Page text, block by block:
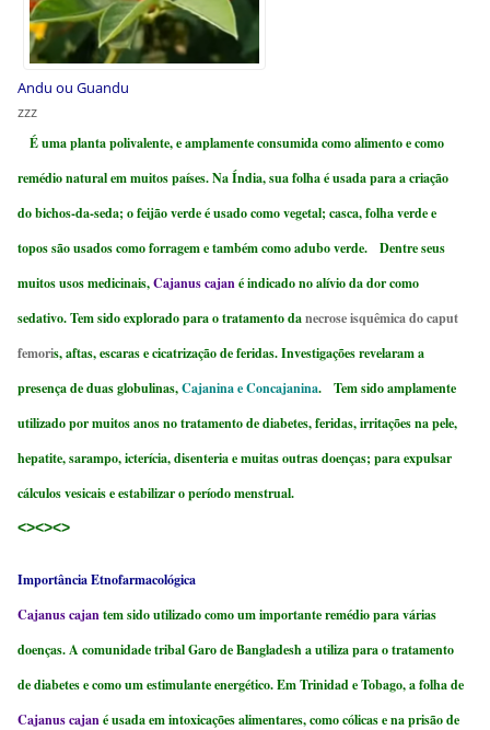
Andu ou Guandu
zzz
É uma planta polivalente, e amplamente consumida como alimento e como
remédio natural em muitos países. Na Índia, sua folha é usada para a criação
do bichos-da-seda; o feijão verde é usado como vegetal; casca, folha verde e
topos são usados como forragem e também como adubo verde. Dentre seus
muitos usos medicinais,Cajanus cajané indicado no alívio da dor como
sedativo. Tem sido explorado para o tratamento danecrose isquêmica do caput
femoris, aftas, escaras e cicatrização de feridas. Investigações revelaram a
presença de duas globulinas,Cajanina e Concajanina. Tem sido amplamente
utilizado por muitos anos no tratamento de diabetes, feridas, irritações na pele,
hepatite, sarampo, icterícia, disenteria e muitas outras doenças; para expulsar
cálculos vesicais e estabilizar o período menstrual.
<><><>
Importância Etnofarmacológica
Cajanus cajantem sido utilizado como um importante remédio para várias
doenças. A comunidade tribal Garo de Bangladesh a utiliza para o tratamento
de diabetes e como um estimulante energético. Em Trinidad e Tobago, a folha de
Cajanus cajané usada em intoxicações alimentares, como cólicas e na prisão de